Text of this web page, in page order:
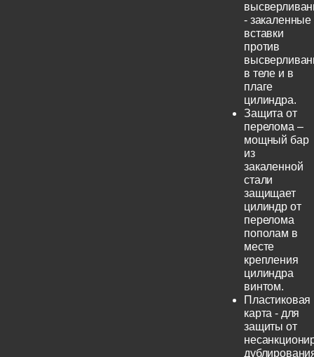
- закаленные
вставки
против
в теле и в
плаге
цилиндра.
Защита от
перелома –
мощный бар
из
закаленной
стали
защищает
цилиндр от
перелома
пополам в
месте
крепления
цилиндра
винтом.
Пластиковая
карта - для
защиты от